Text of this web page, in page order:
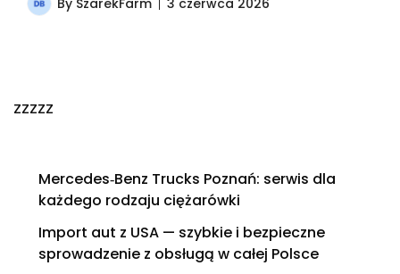
By SzarekFarm 3 czerwca 2026
zzzzz
Mercedes‑Benz Trucks Poznań: serwis dla
każdego rodzaju ciężarówki
Import aut z USA — szybkie i bezpieczne
sprowadzenie z obsługą w całej Polsce